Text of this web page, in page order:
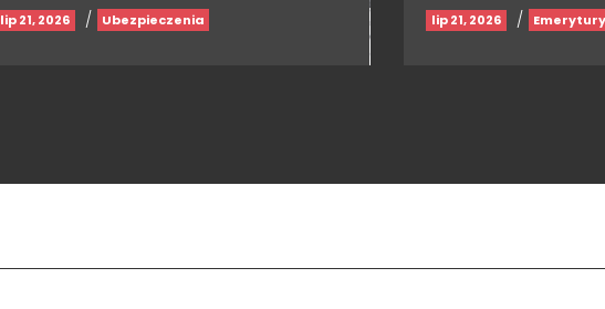
lip 21, 2026 / Ubezpieczenia lip 21, 2026 / Emerytury